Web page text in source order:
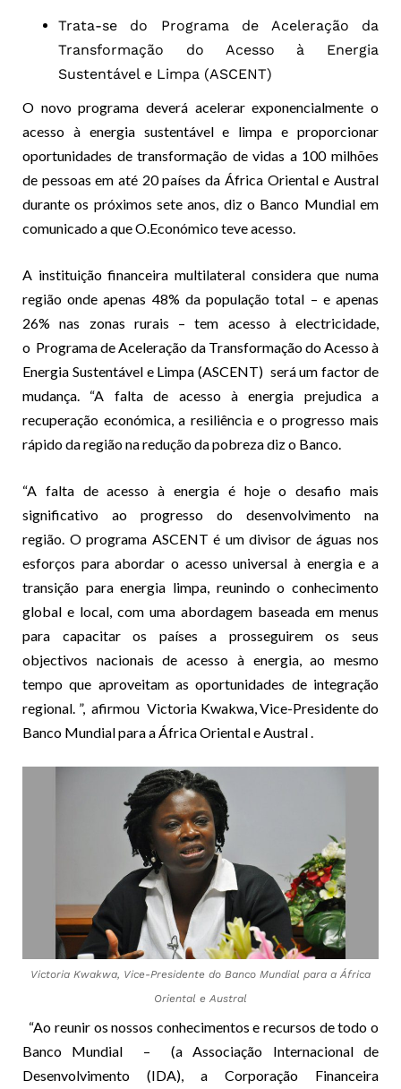
Trata-se do Programa de Aceleração da
Transformação do Acesso à Energia
Sustentável e Limpa (ASCENT)
O novo programa deverá acelerar exponencialmente o
acesso à energia sustentável e limpa e proporcionar
oportunidades de transformação de vidas a 100 milhões
de pessoas em até 20 países da África Oriental e Austral
durante os próximos sete anos, diz o Banco Mundial em
comunicado a que O.Económico teve acesso.
A instituição financeira multilateral considera que numa
região onde apenas 48% da população total – e apenas
26% nas zonas rurais – tem acesso à electricidade,
o Programa de Aceleração da Transformação do Acesso à
Energia Sustentável e Limpa (ASCENT) será um factor de
mudança. “A falta de acesso à energia prejudica a
recuperação económica, a resiliência e o progresso mais
rápido da região na redução da pobreza diz o Banco.
“A falta de acesso à energia é hoje o desafio mais
significativo ao progresso do desenvolvimento na
região. O programa ASCENT é um divisor de águas nos
esforços para abordar o acesso universal à energia e a
transição para energia limpa, reunindo o conhecimento
global e local, com uma abordagem baseada em menus
para capacitar os países a prosseguirem os seus
objectivos nacionais de acesso à energia, ao mesmo
tempo que aproveitam as oportunidades de integração
regional. ”, afirmou Victoria Kwakwa, Vice-Presidente do
Banco Mundial para a África Oriental e Austral .
Victoria Kwakwa, Vice-Presidente do Banco Mundial para a África
Oriental e Austral
“Ao reunir os nossos conhecimentos e recursos de todo o
Banco Mundial – (a Associação Internacional de
Desenvolvimento (IDA), a Corporação Financeira